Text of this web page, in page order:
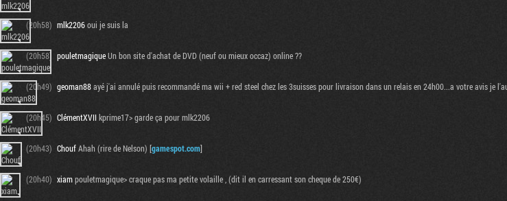
(20h58) mlk2206oui je suis la
(20h58) pouletmagiqueUn bon site d'achat de DVD (neuf ou mieux occaz) online ??
(20h49) geoman88ayé j'ai annulé puis recommandé ma wii + red steel chez les 3suisses pour livraison dans un relais en 24h00...a votre avis je
(20h45) ClémentXVIIkprime17> garde ça pour mlk2206
(20h43) ChoufAhah (rire de Nelson) [gamespot.com]
(20h40) xiampouletmagique> craque pas ma petite volaille , (dit il en carressant son cheque de 250€)